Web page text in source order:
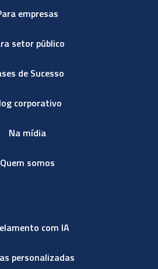
empresas
setor público
de Sucesso
corporativo
Na mídia
Quem somos
com IA
personalizadas